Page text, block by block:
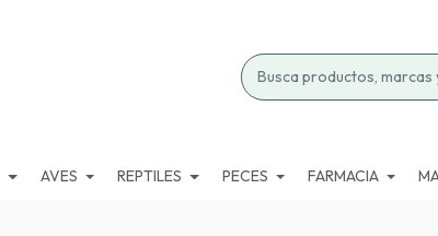
AVES REPTILES PECES FARMACIA